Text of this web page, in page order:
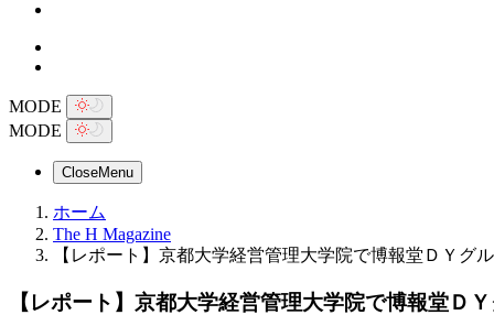
MODE
MODE
CloseMenu
ホーム
The H Magazine
【レポート】京都大学経営管理大学院で博報堂ＤＹ
【レポート】京都大学経営管理大学院で博報堂Ｄ